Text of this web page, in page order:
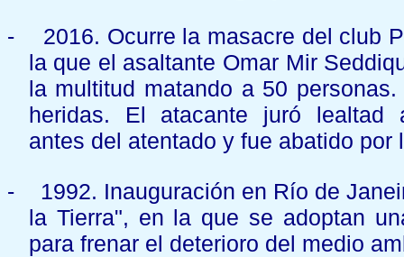
-
2016. Ocurre la masacre del club
la que el asaltante Omar Mir
la multitud matando a 50
heridas. El atacante juró lealtad
antes del atentado y fue abatido por
-
1992. Inauguración en Río de
la Tierra", en la que se adoptan
para frenar el deterioro del medio